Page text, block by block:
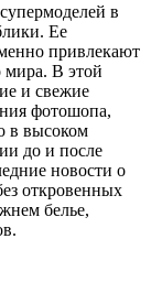
в
Ее
привлекают
мира. В этой
и свежие
фотошопа,
в высоком
до и после
новости о
откровенных
белье,